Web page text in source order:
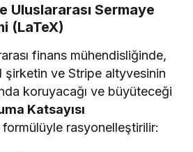
Uluslararası Sermaye
(LaTeX)
finans mühendisliğinde,
şirketin ve Stripe altyvesinin
koruyacağı ve büyüteceği
Katsayısı
formülüyle rasyonelleştirilir: